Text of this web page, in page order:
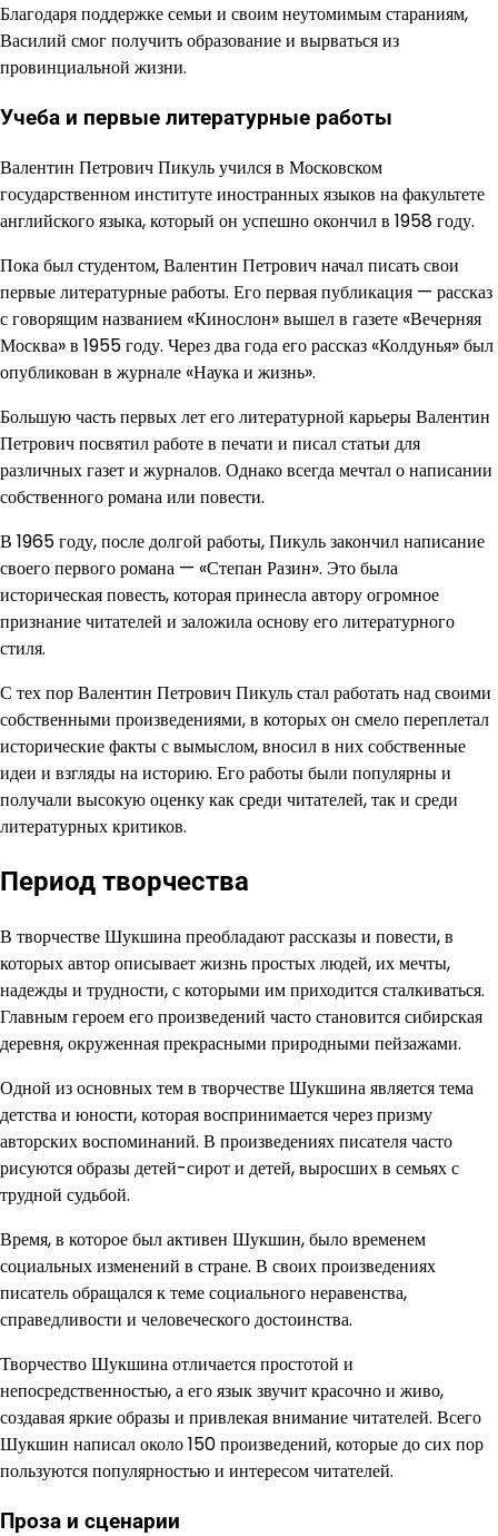
Благодаря поддержке семьи и своим неутомимым стараниям,
Василий смог получить образование и вырваться из
провинциальной жизни.
Учеба и первые литературные работы
Валентин Петрович Пикуль учился в Московском
государственном институте иностранных языков на факультете
английского языка, который он успешно окончил в 1958 году.
Пока был студентом, Валентин Петрович начал писать свои
первые литературные работы. Его первая публикация — рассказ
с говорящим названием «Кинослон» вышел в газете «Вечерняя
Москва» в 1955 году. Через два года его рассказ «Колдунья» был
опубликован в журнале «Наука и жизнь».
Большую часть первых лет его литературной карьеры Валентин
Петрович посвятил работе в печати и писал статьи для
различных газет и журналов. Однако всегда мечтал о написании
собственного романа или повести.
В 1965 году, после долгой работы, Пикуль закончил написание
своего первого романа — «Степан Разин». Это была
историческая повесть, которая принесла автору огромное
признание читателей и заложила основу его литературного
стиля.
С тех пор Валентин Петрович Пикуль стал работать над своими
собственными произведениями, в которых он смело переплетал
исторические факты с вымыслом, вносил в них собственные
идеи и взгляды на историю. Его работы были популярны и
получали высокую оценку как среди читателей, так и среди
литературных критиков.
Период творчества
В творчестве Шукшина преобладают рассказы и повести, в
которых автор описывает жизнь простых людей, их мечты,
надежды и трудности, с которыми им приходится сталкиваться.
Главным героем его произведений часто становится сибирская
деревня, окруженная прекрасными природными пейзажами.
Одной из основных тем в творчестве Шукшина является тема
детства и юности, которая воспринимается через призму
авторских воспоминаний. В произведениях писателя часто
рисуются образы детей-сирот и детей, выросших в семьях с
трудной судьбой.
Время, в которое был активен Шукшин, было временем
социальных изменений в стране. В своих произведениях
писатель обращался к теме социального неравенства,
справедливости и человеческого достоинства.
Творчество Шукшина отличается простотой и
непосредственностью, а его язык звучит красочно и живо,
создавая яркие образы и привлекая внимание читателей. Всего
Шукшин написал около 150 произведений, которые до сих пор
пользуются популярностью и интересом читателей.
Проза и сценарии